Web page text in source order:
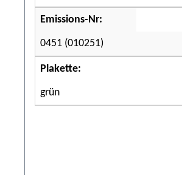
Emissions-Nr:
0451 (010251)
Plakette:
grün